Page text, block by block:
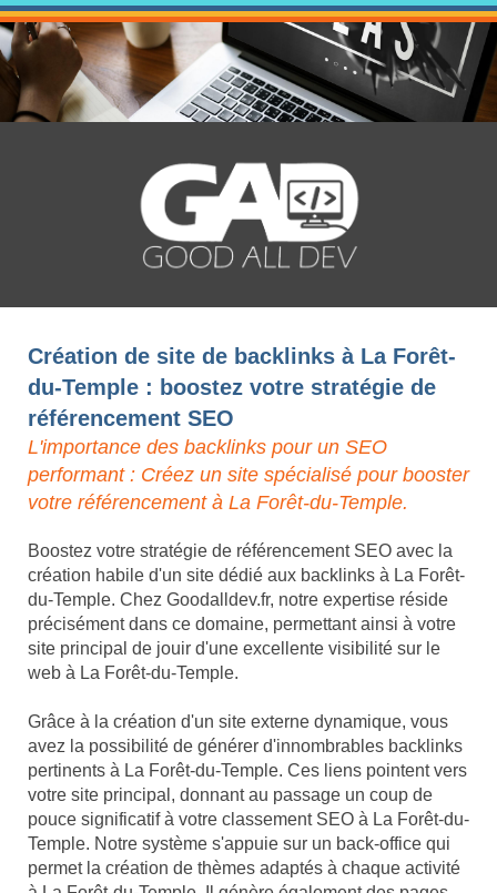
Création de site de backlinks à La Forêt-
du-Temple : boostez votre stratégie de
référencement SEO
L'importance des backlinks pour un SEO
performant : Créez un site spécialisé pour booster
votre référencement à La Forêt-du-Temple.
Boostez votre stratégie de référencement SEO avec la
création habile d'un site dédié aux backlinks à La Forêt-
du-Temple. Chez Goodalldev.fr, notre expertise réside
précisément dans ce domaine, permettant ainsi à votre
site principal de jouir d'une excellente visibilité sur le
web à La Forêt-du-Temple.
Grâce à la création d'un site externe dynamique, vous
avez la possibilité de générer d'innombrables backlinks
pertinents à La Forêt-du-Temple. Ces liens pointent vers
votre site principal, donnant au passage un coup de
pouce significatif à votre classement SEO à La Forêt-du-
Temple. Notre système s'appuie sur un back-office qui
permet la création de thèmes adaptés à chaque activité